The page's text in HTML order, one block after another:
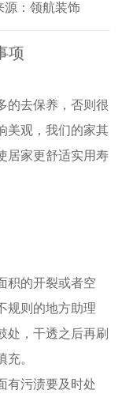
源：领航装饰
项
的去保养，否则很
美观，我们的家其
居家更舒适实用寿
积的开裂或者空
规则的地方助理
处，干透之后再刷
。
有污渍要及时处